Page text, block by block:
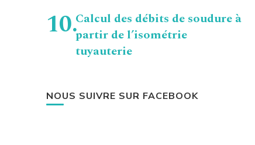
Calcul des débits de soudure à
partir de l’isométrie
tuyauterie
NOUS SUIVRE SUR FACEBOOK